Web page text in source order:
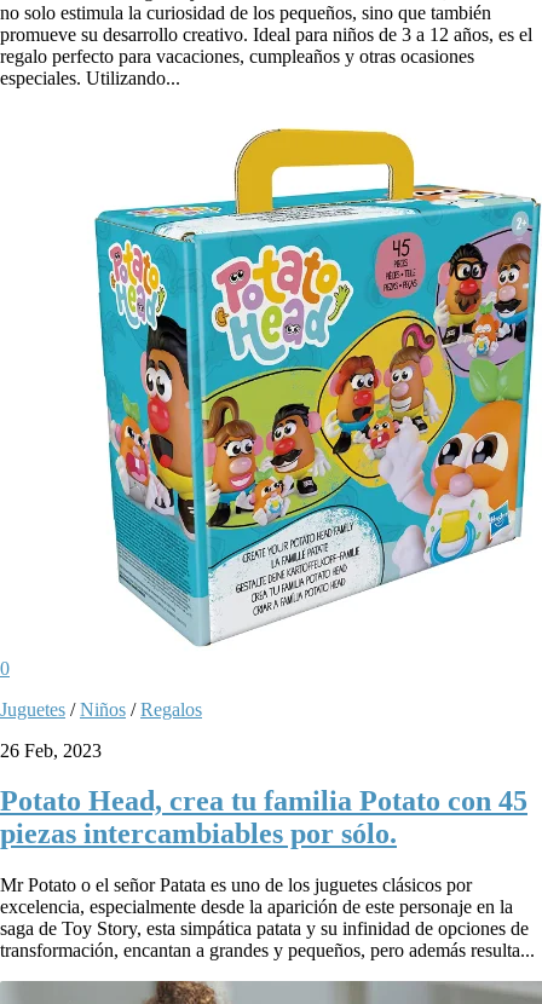
no solo estimula la curiosidad de los pequeños, sino que también
promueve su desarrollo creativo. Ideal para niños de 3 a 12 años, es el
regalo perfecto para vacaciones, cumpleaños y otras ocasiones
especiales. Utilizando...
0
Juguetes /Niños /Regalos
26 Feb, 2023
Potato Head, crea tu familia Potato con 45
piezas intercambiables por sólo.
Mr Potato o el señor Patata es uno de los juguetes clásicos por
excelencia, especialmente desde la aparición de este personaje en la
saga de Toy Story, esta simpática patata y su infinidad de opciones de
transformación, encantan a grandes y pequeños, pero además resulta...